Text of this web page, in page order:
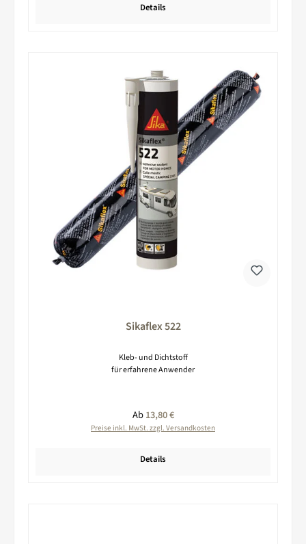
Details
Sikaflex 522
Kleb- und Dichtstoff
für erfahrene Anwender
Regulärer Preis:
Ab13,80 €
Preise inkl. MwSt. zzgl. Versandkosten
Details